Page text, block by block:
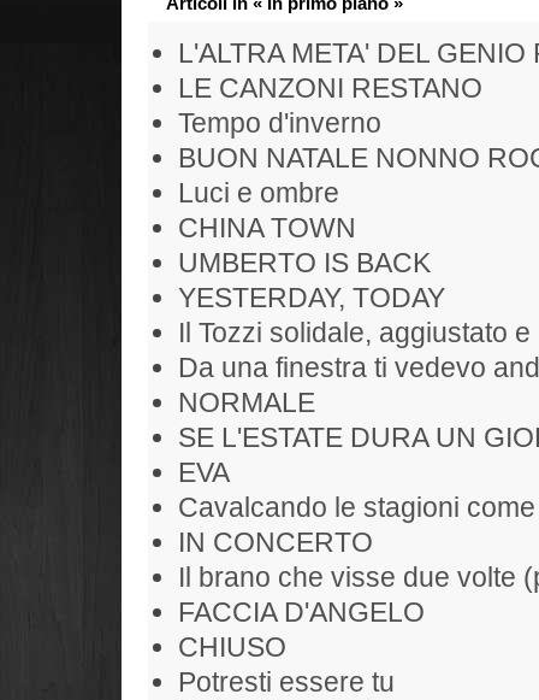
L'ALTRA META' DEL GENIO
LE CANZONI RESTANO
Tempo d'inverno
BUON NATALE NONNO
Luci e ombre
CHINA TOWN
UMBERTO IS BACK
YESTERDAY, TODAY
Il Tozzi solidale, aggiustato
Da una finestra ti vedevo
NORMALE
SE L'ESTATE DURA UN
EVA
Cavalcando le stagioni
IN CONCERTO
Il brano che visse due volte
FACCIA D'ANGELO
CHIUSO
Potresti essere tu